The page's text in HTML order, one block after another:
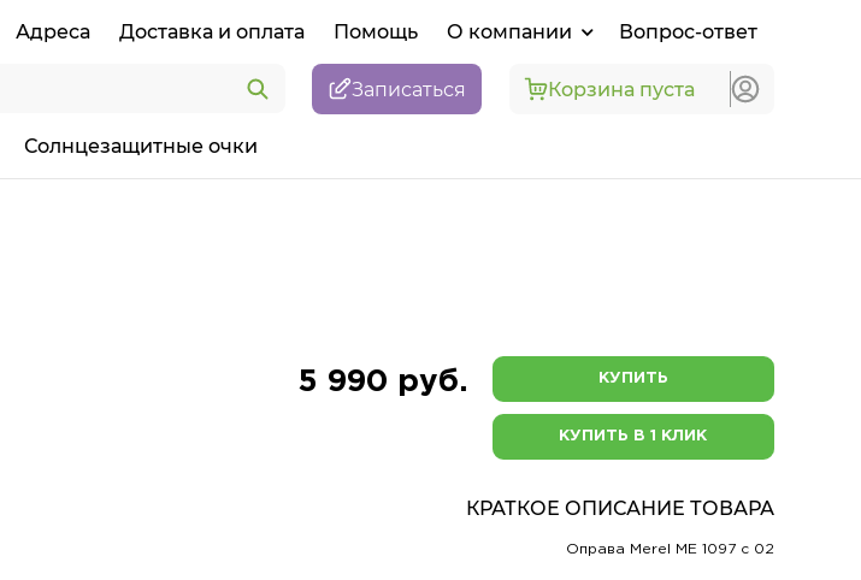
Адреса Доставка и оплата Помощь О компании Вопрос-ответ
Записаться Корзина пуста
Солнцезащитные очки
5 990 руб. КУПИТЬ
КУПИТЬ В 1 КЛИК
КРАТКОЕ ОПИСАНИЕ ТОВАРА
Оправа Merel ME 1097 c 02